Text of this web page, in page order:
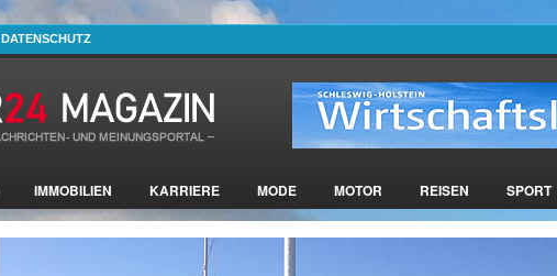
DATENSCHUTZ
IMMOBILIEN KARRIERE MODE MOTOR REISEN SPORT